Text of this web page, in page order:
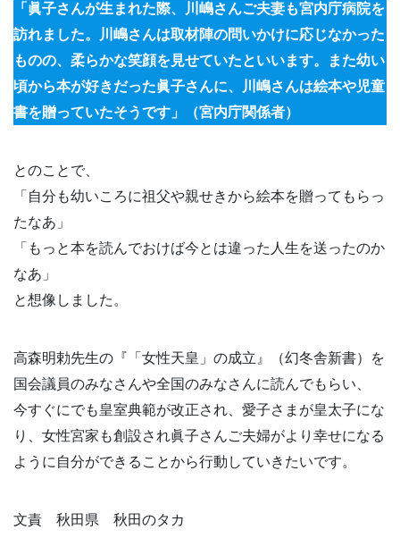
「眞子さんが生まれた際、川嶋さんご夫妻も宮内庁病院を
訪れました。川嶋さんは取材陣の問いかけに応じなかった
ものの、柔らかな笑顔を見せていたといいます。また幼い
頃から本が好きだった眞子さんに、川嶋さんは絵本や児童
書を贈っていたそうです」（宮内庁関係者）
とのことで、
「自分も幼いころに祖父や親せきから絵本を贈ってもらっ
たなあ」
「もっと本を読んでおけば今とは違った人生を送ったのか
なあ」
と想像しました。
高森明勅先生の『「女性天皇」の成立』（幻冬舎新書）を
国会議員のみなさんや全国のみなさんに読んでもらい、
今すぐにでも皇室典範が改正され、愛子さまが皇太子にな
り、女性宮家も創設され眞子さんご夫婦がより幸せになる
ように自分ができることから行動していきたいです。
文責 秋田県 秋田のタカ